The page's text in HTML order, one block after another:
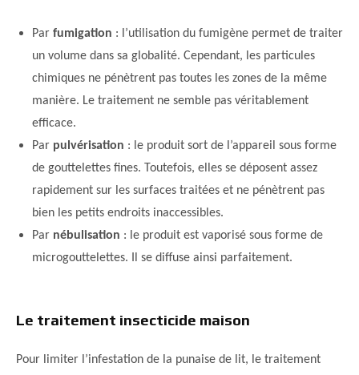
Par fumigation : l’utilisation du fumigène permet de traiter
un volume dans sa globalité. Cependant, les particules
chimiques ne pénètrent pas toutes les zones de la même
manière. Le traitement ne semble pas véritablement
efficace.
Par pulvérisation : le produit sort de l’appareil sous forme
de gouttelettes fines. Toutefois, elles se déposent assez
rapidement sur les surfaces traitées et ne pénètrent pas
bien les petits endroits inaccessibles.
Par nébulisation : le produit est vaporisé sous forme de
microgouttelettes. Il se diffuse ainsi parfaitement.
Le traitement insecticide maison
Pour limiter l’infestation de la punaise de lit, le traitement